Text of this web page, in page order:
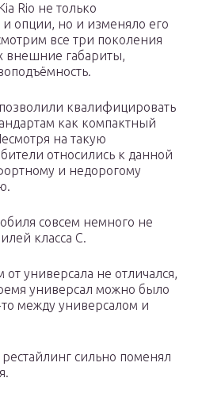
Rio не только
опции, но и изменяло его
все три поколения
внешние габариты,
квалифицировать
как компактный
на такую
относились к данной
и недорогому
совсем немного не
класса С.
универсала не отличался,
универсал можно было
между универсалом и
сильно поменял